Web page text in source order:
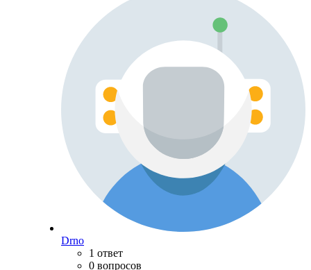
Drno
1 ответ
0 вопросов